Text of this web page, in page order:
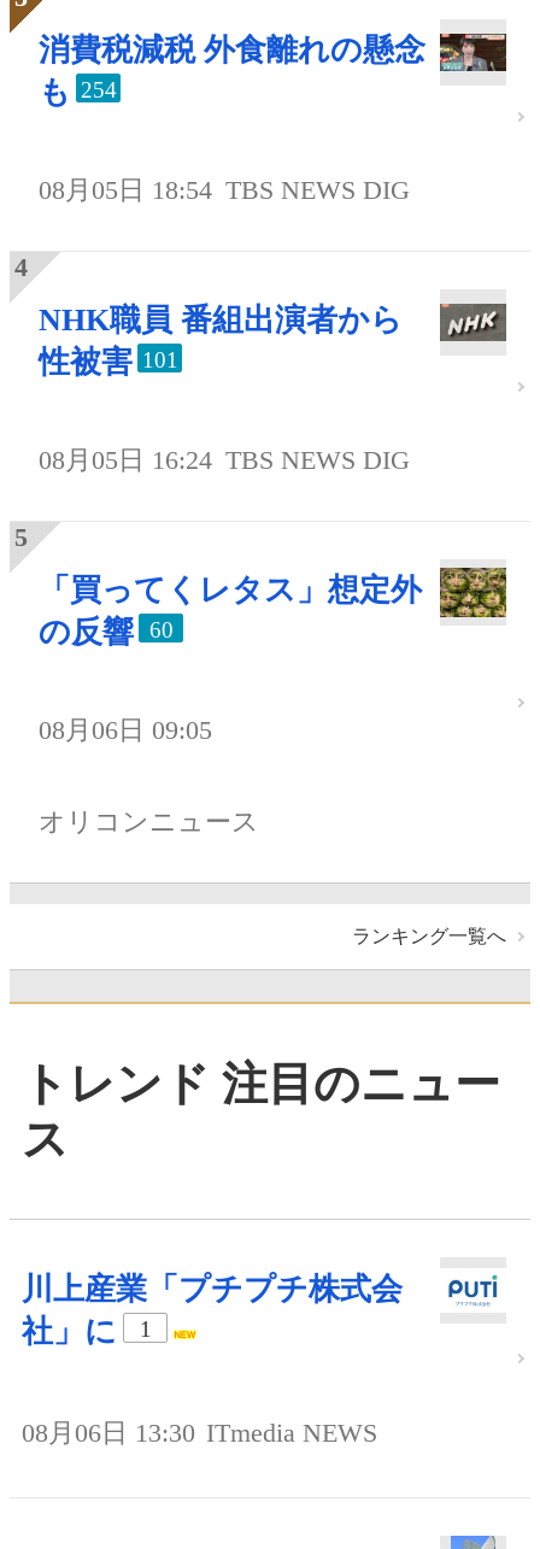
消費税減税 外食離れの懸念
も
254
08月05日 18:54 TBS NEWS DIG
NHK職員 番組出演者から
性被害 101
08月05日 16:24 TBS NEWS DIG
「買ってくレタス」想定外
の反響
60
08月06日 09:05
オリコンニュース
ランキング一覧へ
トレンド 注目のニュー
ス
川上産業「プチプチ株式会
社」に
1
08月06日 13:30 ITmedia NEWS